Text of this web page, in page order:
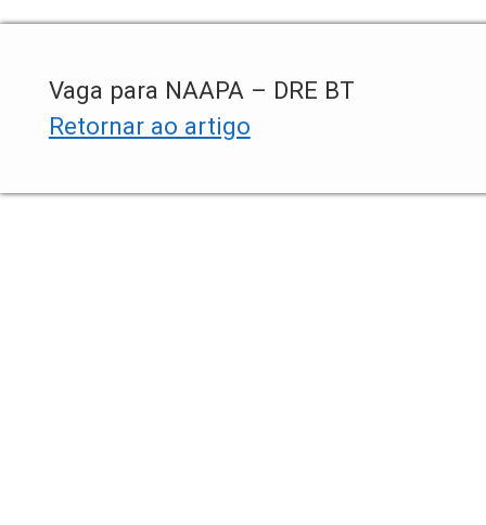
Vaga para NAAPA – DRE BT
Retornar ao artigo